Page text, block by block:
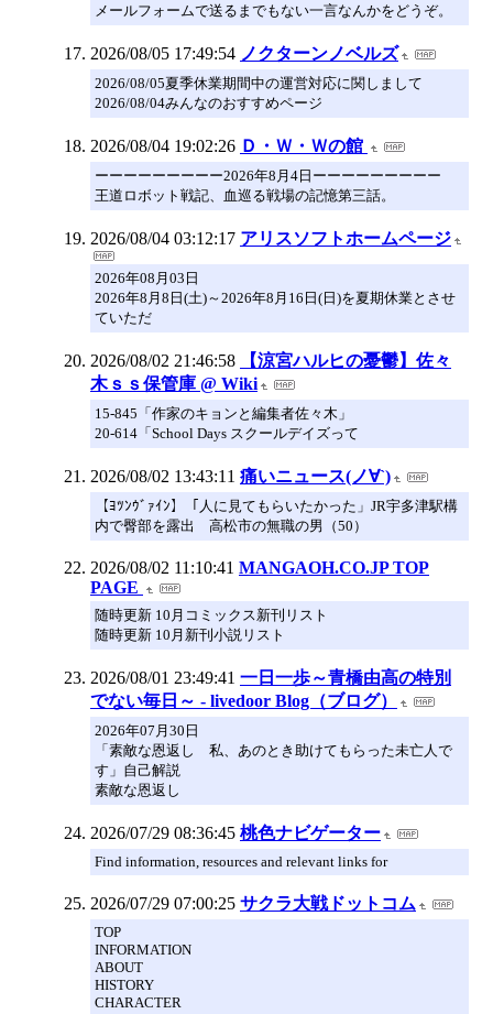
メールフォームで送るまでもない一言なんかをどうぞ。
2026/08/05 17:49:54 ノクターンノベルズ
2026/08/05夏季休業期間中の運営対応に関しまして
2026/08/04みんなのおすすめページ
2026/08/04 19:02:26 Ｄ・Ｗ・Ｗの館
ーーーーーーーーー2026年8月4日ーーーーーーーーー
王道ロボット戦記、血巡る戦場の記憶第三話。
2026/08/04 03:12:17 アリスソフトホームページ
2026年08月03日
2026年8月8日(土)～2026年8月16日(日)を夏期休業とさせ
ていただ
2026/08/02 21:46:58
【涼宮ハルヒの憂鬱】佐々
木ｓｓ保管庫 @ Wiki
15-845「作家のキョンと編集者佐々木」
20-614「School Days スクールデイズって
2026/08/02 13:43:11 痛いニュース(ノ∀`)
【ﾖﾂﾝｳﾞｧｲﾝ】「人に見てもらいたかった」JR宇多津駅構
内で臀部を露出 高松市の無職の男（50）
2026/08/02 11:10:41 MANGAOH.CO.JP TOP
PAGE
随時更新 10月コミックス新刊リスト
随時更新 10月新刊小説リスト
2026/08/01 23:49:41 一日一歩～青橋由高の特別
でない毎日～ - livedoor Blog（ブログ）
2026年07月30日
「素敵な恩返し 私、あのとき助けてもらった未亡人で
す」自己解説
素敵な恩返し
2026/07/29 08:36:45 桃色ナビゲーター
Find information, resources and relevant links for
2026/07/29 07:00:25 サクラ大戦ドットコム
TOP
INFORMATION
ABOUT
HISTORY
CHARACTER